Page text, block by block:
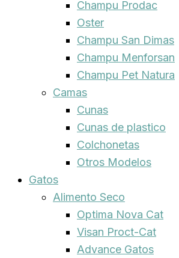
Champu Prodac
Oster
Champu San Dimas
Champu Menforsan
Champu Pet Natura
Camas
Cunas
Cunas de plastico
Colchonetas
Otros Modelos
Gatos
Alimento Seco
Optima Nova Cat
Visan Proct-Cat
Advance Gatos